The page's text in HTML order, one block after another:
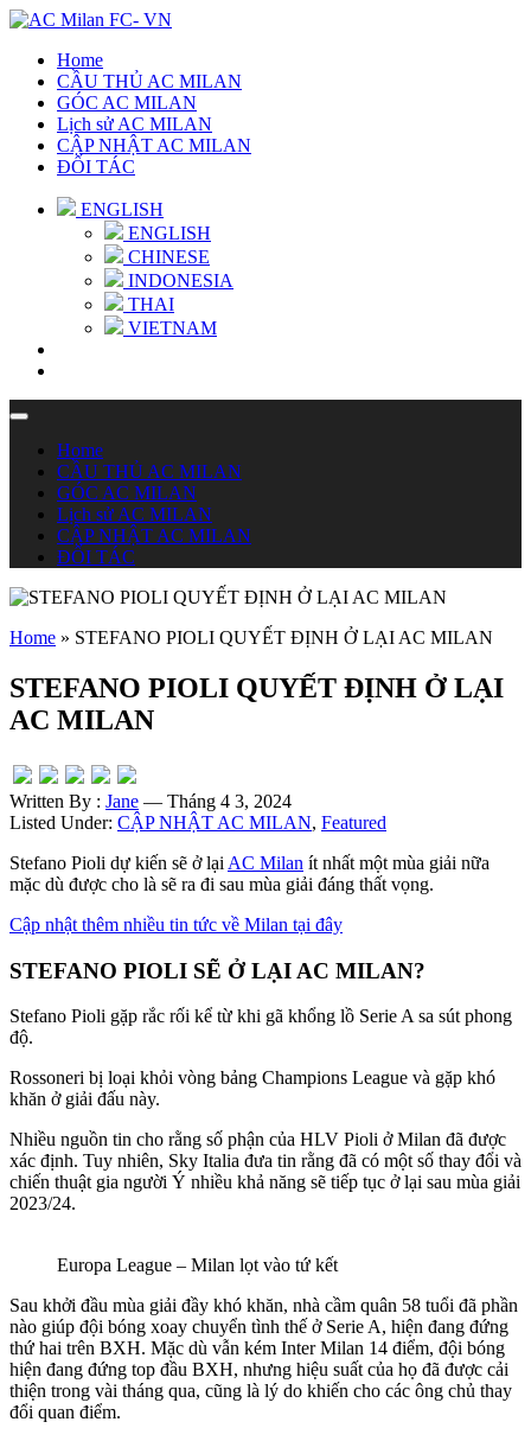
Home
CẦU THỦ AC MILAN
GÓC AC MILAN
Lịch sử AC MILAN
CẬP NHẬT AC MILAN
ĐỐI TÁC
ENGLISH
ENGLISH
CHINESE
INDONESIA
THAI
VIETNAM
Home
CẦU THỦ AC MILAN
GÓC AC MILAN
Lịch sử AC MILAN
CẬP NHẬT AC MILAN
ĐỐI TÁC
Home » STEFANO PIOLI QUYẾT ĐỊNH Ở LẠI AC MILAN
STEFANO PIOLI QUYẾT ĐỊNH Ở LẠI
AC MILAN
Written By : Jane — Tháng 4 3, 2024
Listed Under: CẬP NHẬT AC MILAN, Featured
Stefano Pioli dự kiến ​​sẽ ở lại AC Milan ít nhất một mùa giải nữa
mặc dù được cho là sẽ ra đi sau mùa giải đáng thất vọng.
Cập nhật thêm nhiều tin tức về Milan tại đây
STEFANO PIOLI SẼ Ở LẠI AC MILAN?
Stefano Pioli gặp rắc rối kể từ khi gã khổng lồ Serie A sa sút phong
độ.
Rossoneri bị loại khỏi vòng bảng Champions League và gặp khó
khăn ở giải đấu này.
Nhiều nguồn tin cho rằng số phận của HLV Pioli ở Milan đã được
xác định. Tuy nhiên, Sky Italia đưa tin rằng đã có một số thay đổi và
chiến thuật gia người Ý nhiều khả năng sẽ tiếp tục ở lại sau mùa giải
2023/24.
Europa League – Milan lọt vào tứ kết
Sau khởi đầu mùa giải đầy khó khăn, nhà cầm quân 58 tuổi đã phần
nào giúp đội bóng xoay chuyển tình thế ở Serie A, hiện đang đứng
thứ hai trên BXH. Mặc dù vẫn kém Inter Milan 14 điểm, đội bóng
hiện đang đứng top đầu BXH, nhưng hiệu suất của họ đã được cải
thiện trong vài tháng qua, cũng là lý do khiến cho các ông chủ thay
đổi quan điểm.